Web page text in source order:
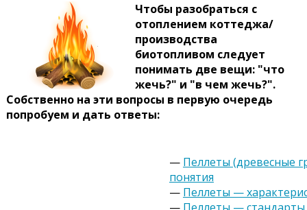
Чтобы разобраться с
отоплением коттеджа/
производства
биотопливом следует
понимать две вещи: "что
жечь?" и "в чем жечь?".
Собственно на эти вопросы в первую очередь
попробуем и дать ответы:
— Пеллеты (древесные
понятия
— Пеллеты —